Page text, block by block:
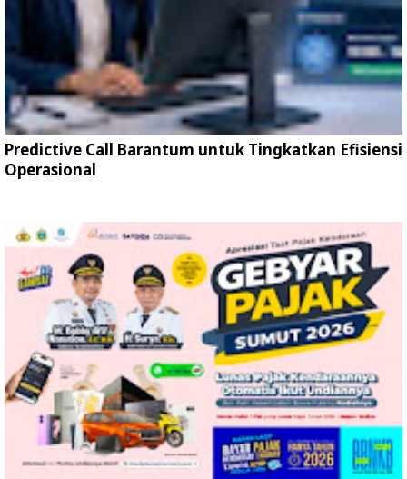
Predictive Call Barantum untuk Tingkatkan Efisiensi
Operasional